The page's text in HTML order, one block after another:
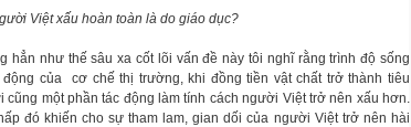
Việt xấu hoàn toàn là do giáo dục?
hẳn như thế sâu xa cốt lõi vấn đề này tôi nghĩ rằng trình độ sống
của cơ chế thị trường, khi đồng tiền vật chất trở thành tiêu
một phần tác động làm tính cách người Việt trở nên xấu hơn.
đó khiến cho sự tham lam, gian dối của người Việt trở nên hài